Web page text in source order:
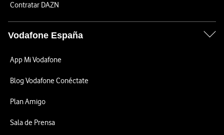
Contratar DAZN
Vodafone España
App Mi Vodafone
Blog Vodafone Conéctate
Plan Amigo
Sala de Prensa